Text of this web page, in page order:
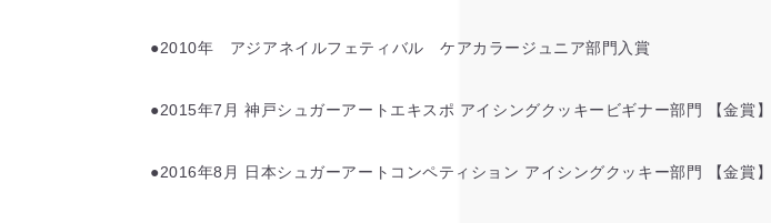
●2010年 アジアネイルフェティバル ケアカラージュニア部門入賞
●2015年7月 神戸シュガーアートエキスポ アイシングクッキービギナー部門 【金賞】
●2016年8月 日本シュガーアートコンペティション アイシングクッキー部門 【金賞】